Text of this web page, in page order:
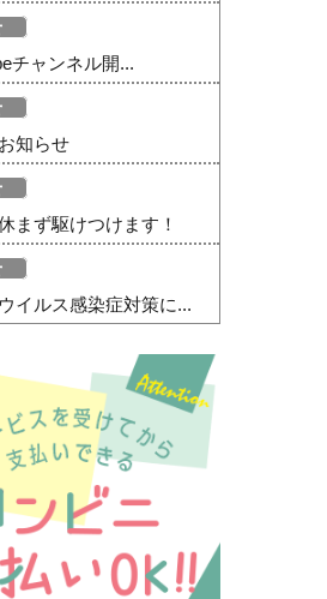
チャンネル開...
知らせ
まず駆けつけます！
イルス感染症対策に...